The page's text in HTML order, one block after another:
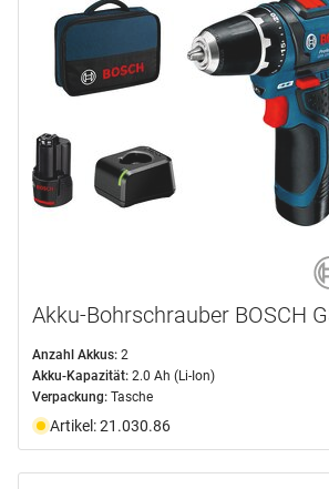
XL-BOXX (3)
Akku-Bohrschrauber BOSCH
Anzahl Akkus: 2
Akku-Kapazität: 2.0 Ah (Li-Ion)
Verpackung: Tasche
Artikel: 21.030.86